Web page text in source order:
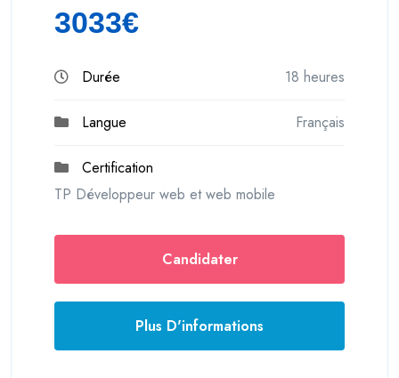
3033€
Durée 18 heures
Langue Français
Certification
TP Développeur web et web mobile
Candidater
Plus D'informations